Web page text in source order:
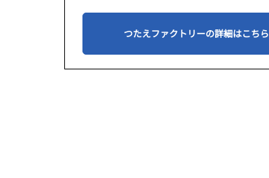
つたえファクトリーの詳細はこちら